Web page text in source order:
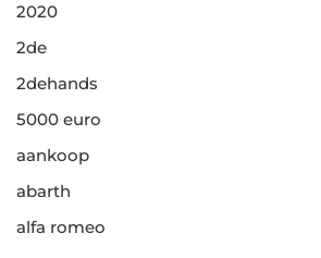
2020
2de
2dehands
5000 euro
aankoop
abarth
alfa romeo